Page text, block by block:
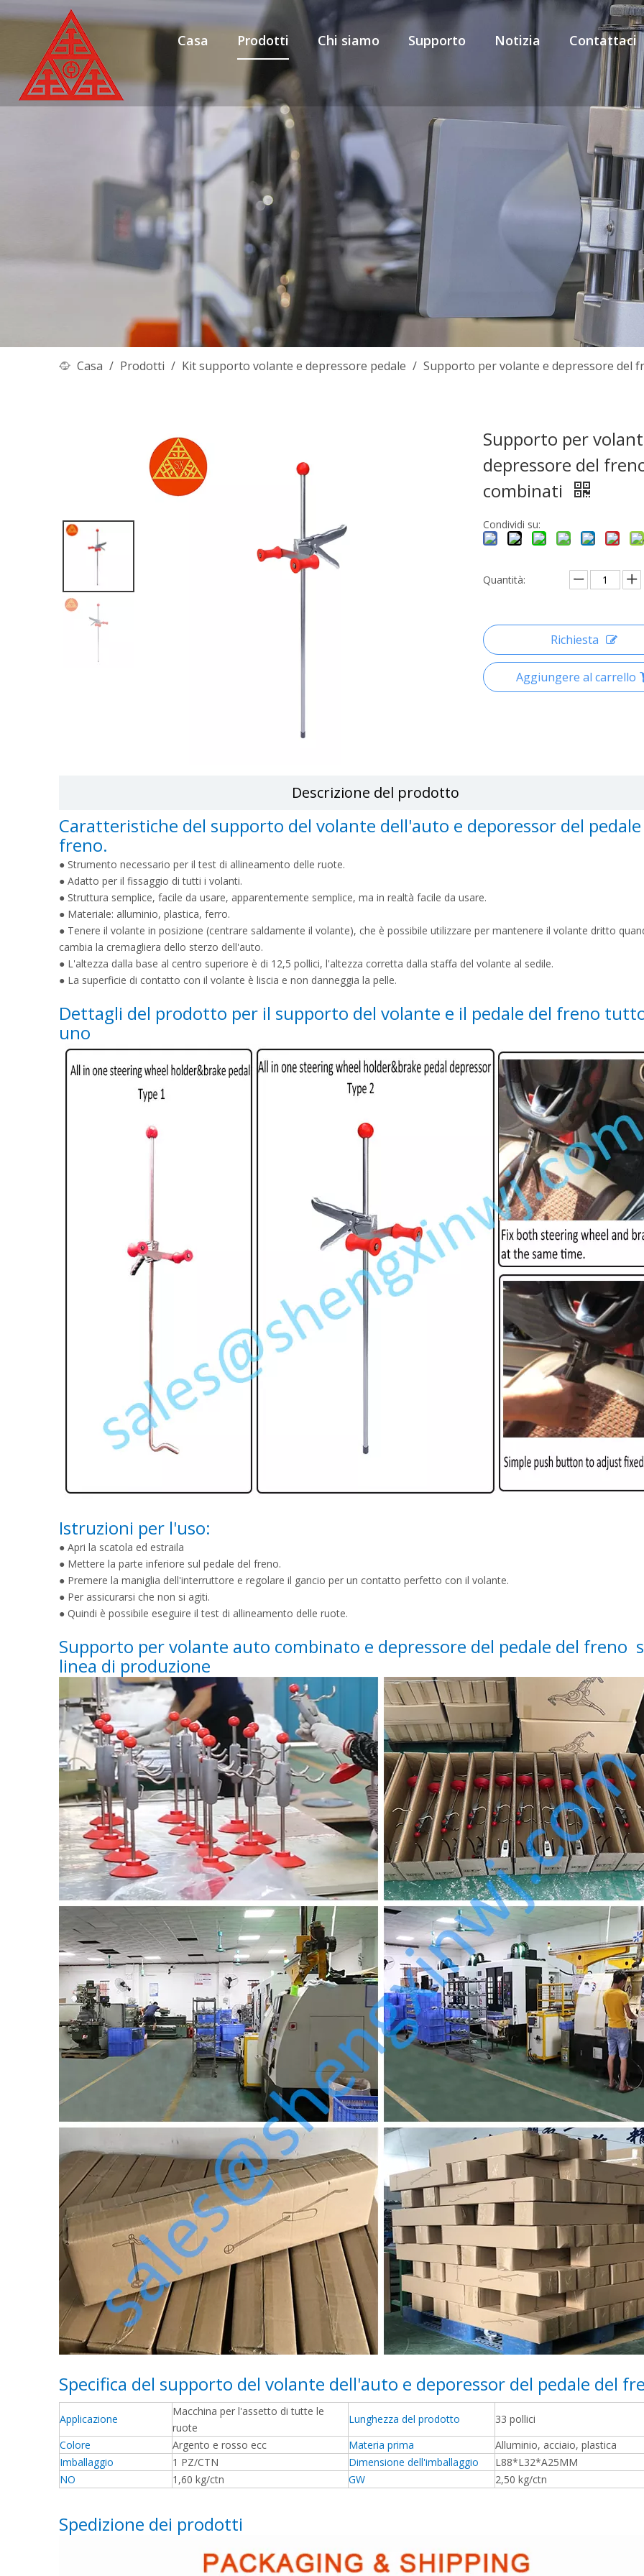
Casa Prodotti Chi siamo Supporto Notizia Contattaci
Casa / Prodotti / Kit supporto volante e depressore pedale / Supporto per volante e depressore del
Supporto per
depressore del
combinati
Condividi su:
Quantità:
Richiesta
Aggiungere al carrello
Descrizione del prodotto
Caratteristiche del supporto del volante dell'auto e deporessor del
freno.
● Strumento necessario per il test di allineamento delle ruote.
● Adatto per il fissaggio di tutti i volanti.
● Struttura semplice, facile da usare, apparentemente semplice, ma in realtà facile da usare.
● Materiale: alluminio, plastica, ferro.
● Tenere il volante in posizione (centrare saldamente il volante), che è possibile utilizzare per mantenere il volante dritto
cambia la cremagliera dello sterzo dell'auto.
● L'altezza dalla base al centro superiore è di 12,5 pollici, l'altezza corretta dalla staffa del volante al sedile.
● La superficie di contatto con il volante è liscia e non danneggia la pelle.
Dettagli del prodotto per il supporto del volante e il pedale del freno
uno
Istruzioni per l'uso:
● Apri la scatola ed estraila
● Mettere la parte inferiore sul pedale del freno.
● Premere la maniglia dell'interruttore e regolare il gancio per un contatto perfetto con il volante.
● Per assicurarsi che non si agiti.
● Quindi è possibile eseguire il test di allineamento delle ruote.
Supporto per volante auto combinato e depressore del pedale del freno
linea di produzione
Specifica del supporto del volante dell'auto e deporessor del pedale del
Applicazione
Macchina per l'assetto di tutte le
ruote
Lunghezza del prodotto
33 pollici
Colore
Argento e rosso ecc Materia prima
Alluminio, acciaio, plastica
Imballaggio
1 PZ/CTN Dimensione dell'imballaggio
L88*L32*A25MM
NO
1,60 kg/ctn GW 2,50 kg/ctn
Spedizione dei prodotti